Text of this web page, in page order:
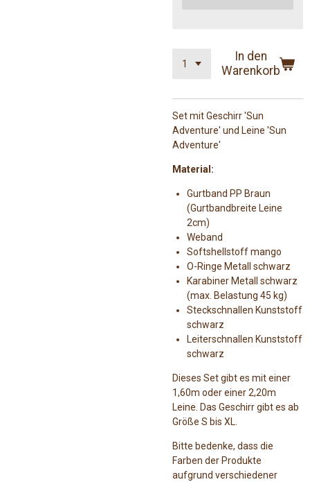
In den
Warenkorb
Set mit Geschirr 'Sun
Adventure' und Leine 'Sun
Adventure'
Material:
Gurtband PP Braun
(Gurtbandbreite Leine
2cm)
Weband
Softshellstoff mango
O-Ringe Metall schwarz
Karabiner Metall schwarz
(max. Belastung 45 kg)
Steckschnallen Kunststoff
schwarz
Leiterschnallen Kunststoff
schwarz
Dieses Set gibt es mit einer
1,60m oder einer 2,20m
Leine. Das Geschirr gibt es ab
Größe S bis XL.
Bitte bedenke, dass die
Farben der Produkte
aufgrund verschiedener